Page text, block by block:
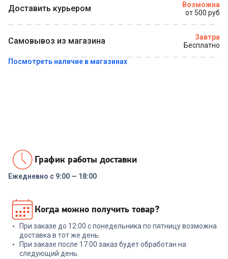
связаться с вами
Доставить курьером
Возможна
от 500 руб
Самовывоз из магазина
Завтра
Бесплатно
Посмотреть наличие в магазинах
График работы доставки
Ежедневно с 9:00 — 18:00
Когда можно получить товар?
При заказе до 12:00 с понедельника по пятницу возможна
доставка в тот же день.
При заказе после 17:00 заказ будет обработан на
следующий день.